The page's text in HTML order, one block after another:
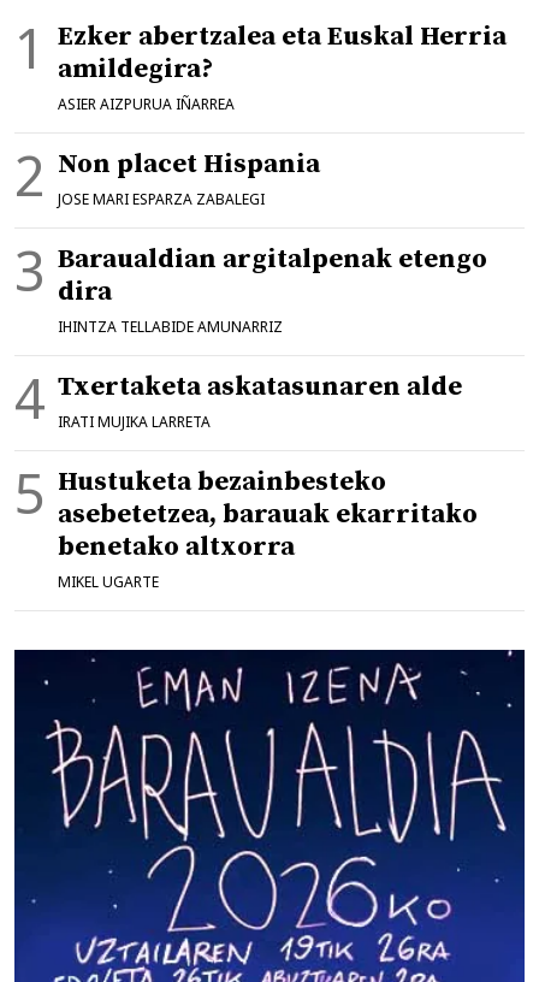
Ezker abertzalea eta Euskal Herria
amildegira?
ASIER AIZPURUA IÑARREA
Non placet Hispania
JOSE MARI ESPARZA ZABALEGI
Baraualdian argitalpenak etengo
dira
IHINTZA TELLABIDE AMUNARRIZ
Txertaketa askatasunaren alde
IRATI MUJIKA LARRETA
Hustuketa bezainbesteko
asebetetzea, barauak ekarritako
benetako altxorra
MIKEL UGARTE